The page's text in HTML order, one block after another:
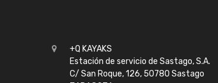
+Q KAYAKS
Estación de servicio de Sastago, S.A.
C/ San Roque, 126, 50780 Sastago